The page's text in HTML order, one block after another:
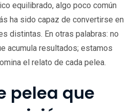
equilibrado, algo poco común
ha sido capaz de convertirse en
distintas. En otras palabras: no
acumula resultados; estamos
el relato de cada pelea.
pelea que